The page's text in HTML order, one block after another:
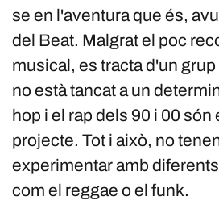
se en l'aventura que és,
del Beat. Malgrat el poc
musical, es tracta d'un
no està tancat a un
hop i el rap dels 90 i 00 són
projecte. Tot i això, no
experimentar amb
com el reggae o el funk.